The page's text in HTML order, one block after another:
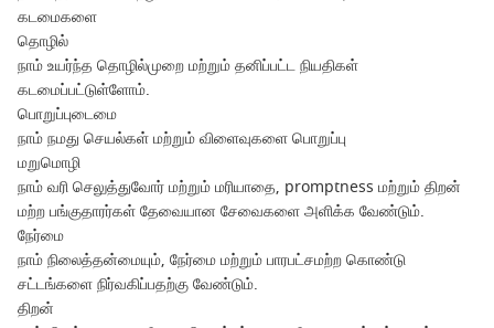
கடமைகளை
தொழில்
நாம் உயர்ந்த தொழில்முறை மற்றும் தனிப்பட்ட நியதிகள்
கடமைப்பட்டுள்ளோம்.
பொறுப்புடைமை
நாம் நமது செயல்கள் மற்றும் விளைவுகளை பொறுப்பு
மறுமொழி
நாம் வரி செலுத்துவோர் மற்றும் மரியாதை, promptness மற்றும் திறன்
மற்ற பங்குதாரர்கள் தேவையான சேவைகளை அளிக்க வேண்டும்.
நேர்மை
நாம் நிலைத்தன்மையும், நேர்மை மற்றும் பாரபட்சமற்ற கொண்டு
சட்டங்களை நிர்வகிப்பதற்கு வேண்டும்.
திறன்